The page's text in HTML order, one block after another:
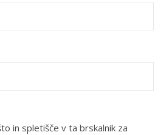
in spletišče v ta brskalnik za